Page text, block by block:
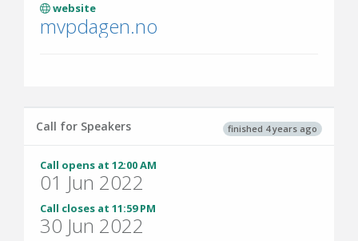
website
mvpdagen.no
finished 4 years ago
Call for Speakers
Call opens at 12:00 AM
01 Jun 2022
Call closes at 11:59 PM
30 Jun 2022